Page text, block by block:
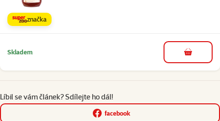
značka
Skladem do košíku
Líbil se vám článek? Sdílejte ho dál!
facebook